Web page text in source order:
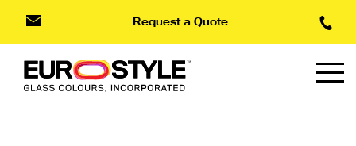
Request a Quote